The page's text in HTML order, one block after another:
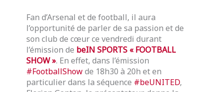
Fan d’Arsenal et de football, il aura
l’opportunité de parler de sa passion et de
son club de cœur ce vendredi durant
l’émission de beIN SPORTS « FOOTBALL
SHOW ». En effet, dans l’émission
#FootballShowde 18h30 à 20h et en
particulier dans la séquence #beUNITED,